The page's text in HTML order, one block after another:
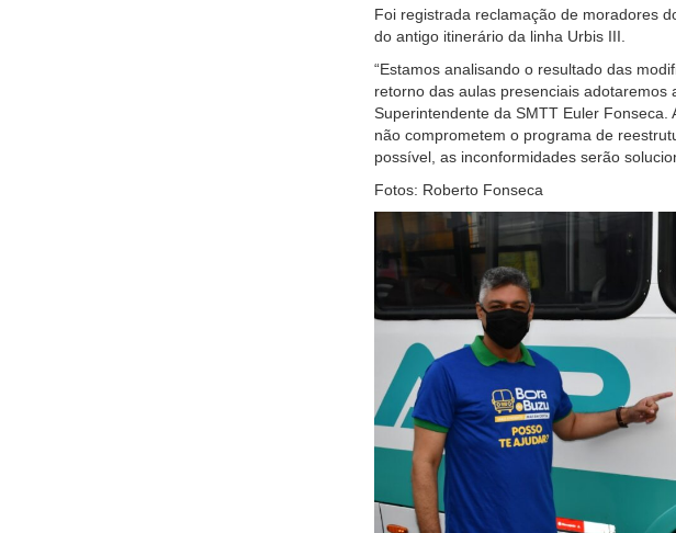
Foi registrada reclamação de moradores
do antigo itinerário da linha Urbis III.
“Estamos analisando o resultado das
retorno das aulas presenciais adotaremos
Superintendente da SMTT Euler Fonseca.
não comprometem o programa de
possível, as inconformidades serão
Fotos: Roberto Fonseca